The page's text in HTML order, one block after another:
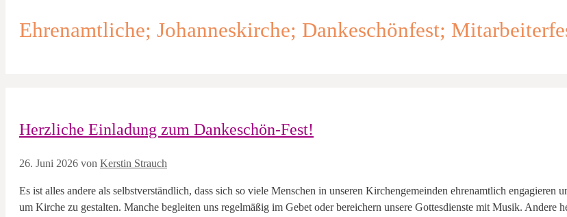
Ehrenamtliche; Johanneskirche; Dankeschönfest;
Herzliche Einladung zum Dankeschön-Fest!
26. Juni 2026 von Kerstin Strauch
Es ist alles andere als selbstverständlich, dass sich so viele Menschen in unseren Kirchengemeinden ehrenamtlich engagieren
um Kirche zu gestalten. Manche begleiten uns regelmäßig im Gebet oder bereichern unsere Gottesdienste mit Musik. Andere